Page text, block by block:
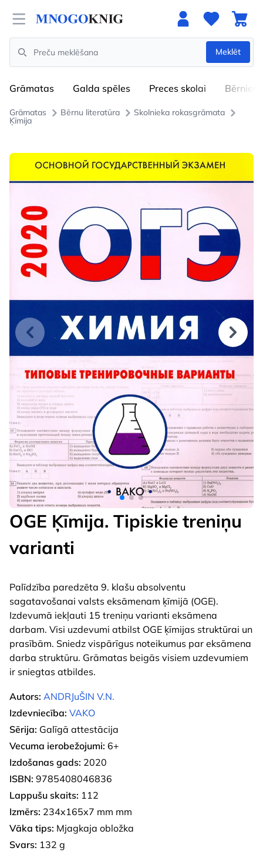
Open menu
Search
Meklēt
Grāmatas Galda spēles Preces skolai Bērniem
Grāmatas Bērnu literatūra Skolnieka rokasgrāmata
Ķīmija
OGE Ķīmija. Tipiskie treniņu
varianti
Palīdzība paredzēta 9. klašu absolventu
sagatavošanai valsts eksāmenam ķīmijā (OGE).
Izdevumā iekļauti 15 treniņu varianti eksāmena
darbam. Visi uzdevumi atbilst OGE ķīmijas struktūrai un
prasībām. Sniedz vispārīgus noteikumus par eksāmena
darba struktūru. Grāmatas beigās visiem uzdevumiem
ir sniegtas atbildes.
Autors: ANDRJuŠIN V.N.
Izdevniecība: VAKO
Sērija: Galīgā attestācija
Vecuma ierobežojumi: 6+
Izdošanas gads: 2020
ISBN: 9785408046836
Lappušu skaits: 112
Izmērs: 234x165x7 mm mm
Vāka tips: Mjagkaja obložka
Svars: 132 g